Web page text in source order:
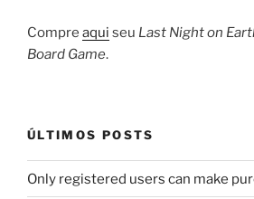
Compre aqui seu Last Night on
Board Game.
ÚLTIMOS POSTS
Only registered users can make